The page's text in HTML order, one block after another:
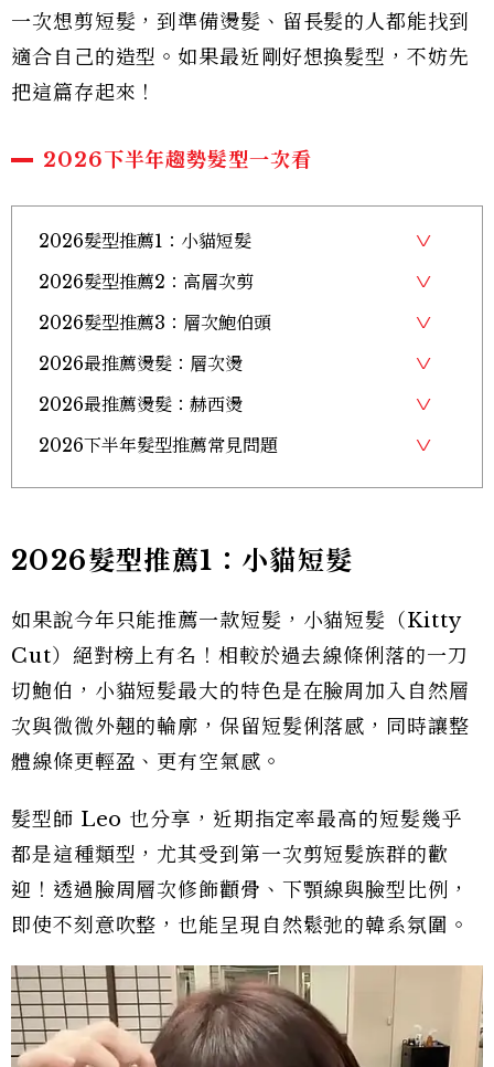
一次想剪短髮，到準備燙髮、留長髮的人都能找到
適合自己的造型。如果最近剛好想換髮型，不妨先
把這篇存起來！
2026下半年趨勢髮型一次看
2026髮型推薦1：小貓短髮
2026髮型推薦2：高層次剪
2026髮型推薦3：層次鮑伯頭
2026最推薦燙髮：層次燙
2026最推薦燙髮：赫西燙
2026下半年髮型推薦常見問題
2026髮型推薦1：小貓短髮
如果說今年只能推薦一款短髮，小貓短髮（Kitty
Cut）絕對榜上有名！相較於過去線條俐落的一刀
切鮑伯，小貓短髮最大的特色是在臉周加入自然層
次與微微外翹的輪廓，保留短髮俐落感，同時讓整
體線條更輕盈、更有空氣感。
髮型師 Leo 也分享，近期指定率最高的短髮幾乎
都是這種類型，尤其受到第一次剪短髮族群的歡
迎！透過臉周層次修飾顴骨、下顎線與臉型比例，
即使不刻意吹整，也能呈現自然鬆弛的韓系氛圍。